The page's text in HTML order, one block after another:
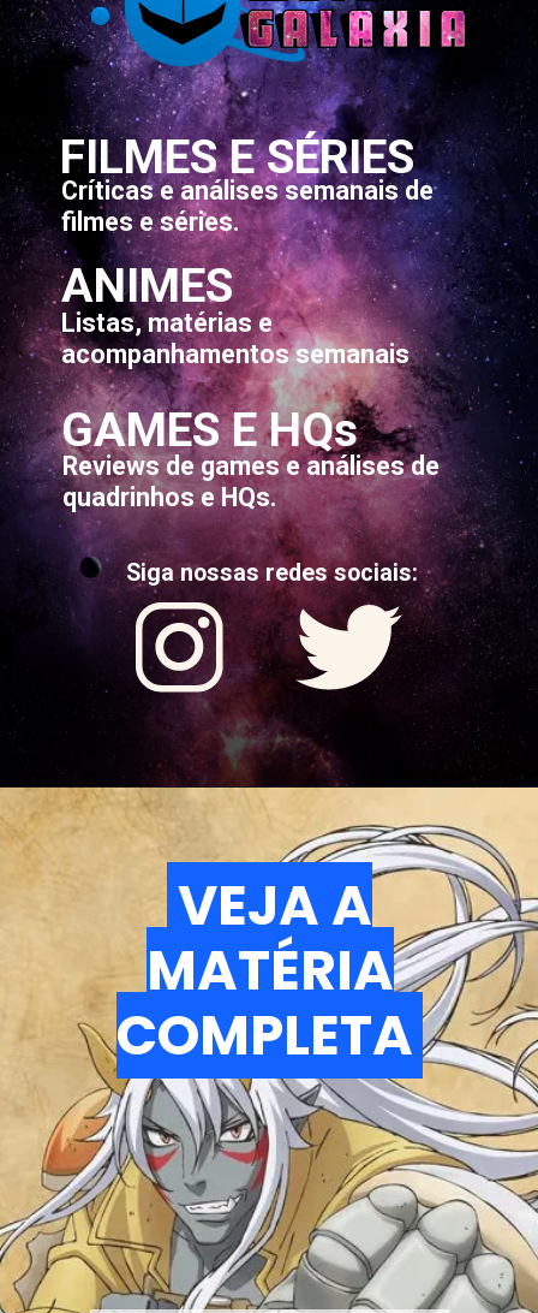
FILMES E SÉRIES
Críticas e análises semanais de
filmes e séries.
ANIMES
Listas, matérias e
acompanhamentos semanais
GAMES E HQs
Reviews de games e análises de
quadrinhos e HQs.
Siga nossas redes sociais:
VEJA A
MATÉRIA
COMPLETA
VEJA A
MATÉRIA
COMPLETA